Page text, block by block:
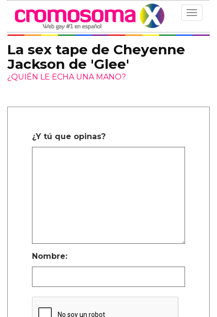
Toggle
La sex tape de Cheyenne
Jackson de 'Glee'
¿QUIÉN LE ECHA UNA MANO?
¿Y tú que opinas?
Nombre: